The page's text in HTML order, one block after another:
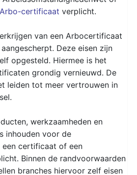
Arbo-certificaat verplicht.
van een Arbocertificaat
Deze eisen zijn
opgesteld. Hiermee is het
grondig vernieuwd. De
leiden tot meer vertrouwen in
werkzaamheden en
inhouden voor de
een certificaat of een
Binnen de randvoorwaarden
branches hiervoor zelf eisen